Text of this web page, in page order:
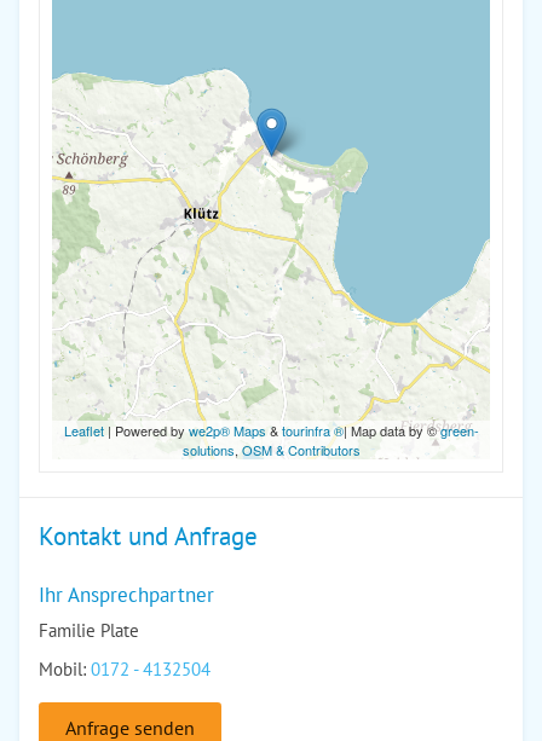
Leaflet| Powered by we2p® Maps &tourinfra ®| Map data by ©green-
solutions, OSM & Contributors
Kontakt und Anfrage
Ihr Ansprechpartner
Familie Plate
Mobil: 0172 - 4132504
Anfrage senden